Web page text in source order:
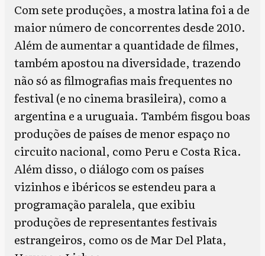
Com sete produções, a mostra latina foi a de
maior número de concorrentes desde 2010.
Além de aumentar a quantidade de filmes,
também apostou na diversidade, trazendo
não só as filmografias mais frequentes no
festival (e no cinema brasileira), como a
argentina e a uruguaia. Também fisgou boas
produções de países de menor espaço no
circuito nacional, como Peru e Costa Rica.
Além disso, o diálogo com os países
vizinhos e ibéricos se estendeu para a
programação paralela, que exibiu
produções de representantes festivais
estrangeiros, como os de Mar Del Plata,